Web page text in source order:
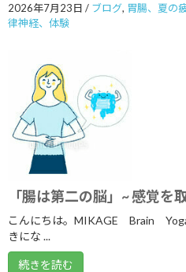
2023年6月
2023年4月
2023年3月
2023年1月
2022年10月
2022年7月
2022年6月
2026年7月23日 / ブログ, 胃腸、夏の
律神経、体験
「腸は第二の脳」~ 感覚を
こんにちは。MIKAGE Brain
きにな ...
続きを読む